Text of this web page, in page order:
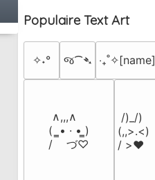
Populaire Text Art
✧˖° જ⁀➴
∧,,,∧
(  ̳• · • ̳)
/    づ♡
/)_/)
(,,>.<)
/ >❤️